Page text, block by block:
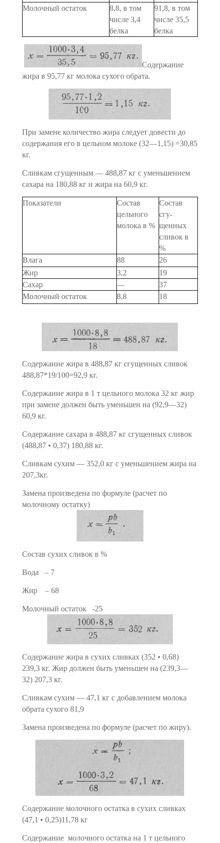
Молочный остаток
8,8, в том
чис­ле 3,4
белка
91,8, в том
чис­ле 35,5
белка
Содержание
жира в 95,77 кг молока сухого обрата.
При замене количество жира следует довести до
содержания его в цельном молоке (32—1,15) =30,85
кг.
Сливкам сгущенным — 488,87 кг с уменьшением
сахара на 180,88 кг и жира на 60,9 кг.
Показатели
Состав
цельного
молока в %
Состав
сгу­
щенных
сли­вок в
%
Влага
88
26
Жир
3,2
19
Сахар
—
37
Молочный остаток
8,8 18
Содержание жира в 488,87 кг сгущенных сливок
488,87*19/100=92,9 кг.
Содержание жира в 1 т цельного молока 32 кг жир
при замене должен быть уменьшен на (92,9—32)
60,9 кг.
Содержание сахара в 488,87 кг сгущенных сливок
(488,87 • 0,37) 180,88 кг.
Сливкам сухим — 352,0 кг с уменьшением жира на
207,3кг.
Замена произведена по формуле (расчет по
молочному остатку)
Состав сухих сливок в %
Вода – 7
Жир – 68
Молочный остаток -25
Содержание жира в сухих сливках (352 • 0,68)
239,3 кг. Жир должен быть уменьшен на (239,3—
32) 207,3 кг.
Сливкам сухим — 47,1 кг с добавлением молока
обрата сухого 81,9
Замена произведена по формуле (расчет по жиру).
Содержание молочного остатка в сухих сливках
(47,1 • 0,25)11,78 кг
Содержание молочного остатка на 1 т цельного